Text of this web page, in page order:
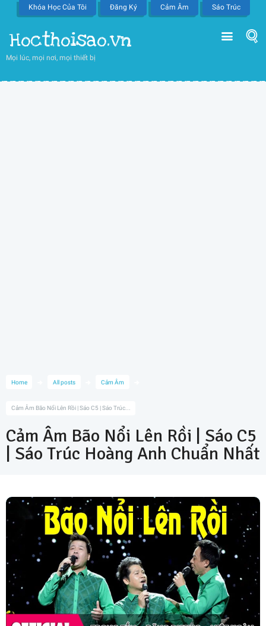
Khóa Học Của Tôi Đăng Ký Cảm Âm Sáo Trúc
Hocthoisao.vn
Mọi lúc, mọi nơi, mọi thiết bị
Home All posts Cảm Âm
Cảm Âm Bão Nổi Lên Rồi | Sáo C5 | Sáo Trúc...
Cảm Âm Bão Nổi Lên Rồi | Sáo C5
| Sáo Trúc Hoàng Anh Chuẩn Nhất